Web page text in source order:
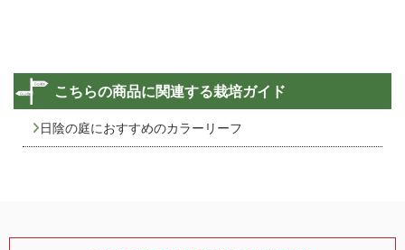
こちらの商品に関連する栽培ガイド
日陰の庭におすすめのカラーリーフ